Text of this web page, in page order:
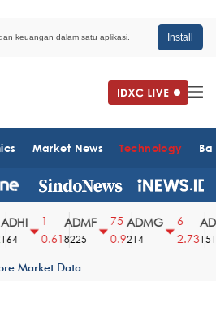
keuangan dalam satu aplikasi. Install
Market News Technology
0.61
ADMF
8225
75
0.9
ADMG
214
2.731510
Market Data